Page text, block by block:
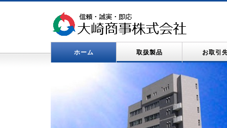
ホーム 取扱製品 お取引